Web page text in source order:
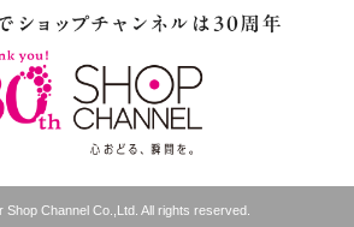
Shop Channel Co.,Ltd. All rights reserved.